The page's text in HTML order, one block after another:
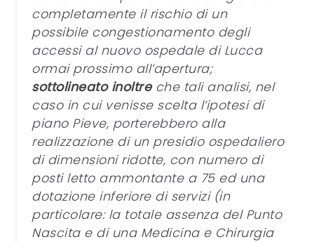
completamente il rischio di un
possibile congestionamento degli
accessi al nuovo ospedale di Lucca
ormai prossimo all’apertura;
sottolineato inoltreche tali analisi, nel
caso in cui venisse scelta l’ipotesi di
piano Pieve, porterebbero alla
realizzazione di un presidio ospedaliero
di dimensioni ridotte, con numero di
posti letto ammontante a 75 ed una
dotazione inferiore di servizi (in
particolare: la totale assenza del Punto
Nascita e di una Medicina e Chirurgia